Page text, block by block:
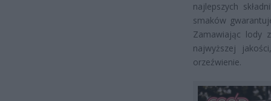
najlepszych
smaków
Zamawiając lody
najwyższej
orzeźwienie.